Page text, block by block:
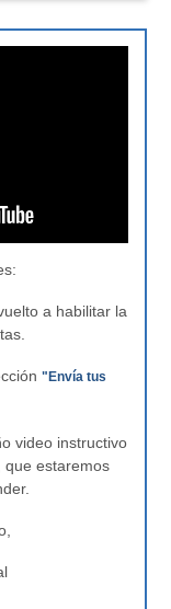
a habilitar la
"Envía tus
video instructivo
que estaremos